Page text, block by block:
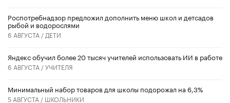
Роспотребнадзор предложил дополнить меню школ и детсадов
рыбой и водорослями
6 АВГУСТА / ДЕТИ
​Яндекс обучил более 20 тысяч учителей использовать ИИ в работе
6 АВГУСТА /УЧИТЕЛЯ
Минимальный набор товаров для школы подорожал на 6,3%
5 АВГУСТА / ШКОЛЬНИКИ